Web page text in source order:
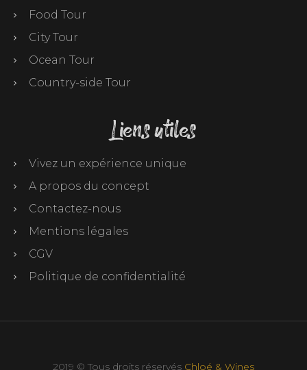
Food Tour
City Tour
Ocean Tour
Country-side Tour
Liens utiles
Vivez un expérience unique
A propos du concept
Contactez-nous
Mentions légales
CGV
Politique de confidentialité
2019 © Tous droits réservés Chloé & Wines